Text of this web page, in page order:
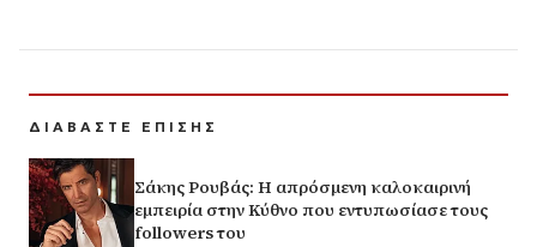
ΔΙΑΒΑΣΤΕ ΕΠΙΣΗΣ
Σάκης Ρουβάς: Η απρόσμενη καλοκαιρινή
εμπειρία στην Κύθνο που εντυπωσίασε τους
followers του